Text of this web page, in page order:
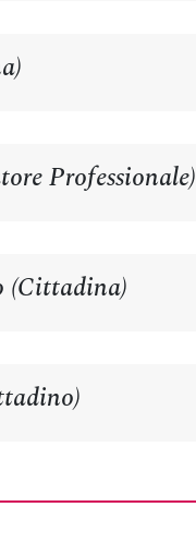
Professionale)
(Cittadina)